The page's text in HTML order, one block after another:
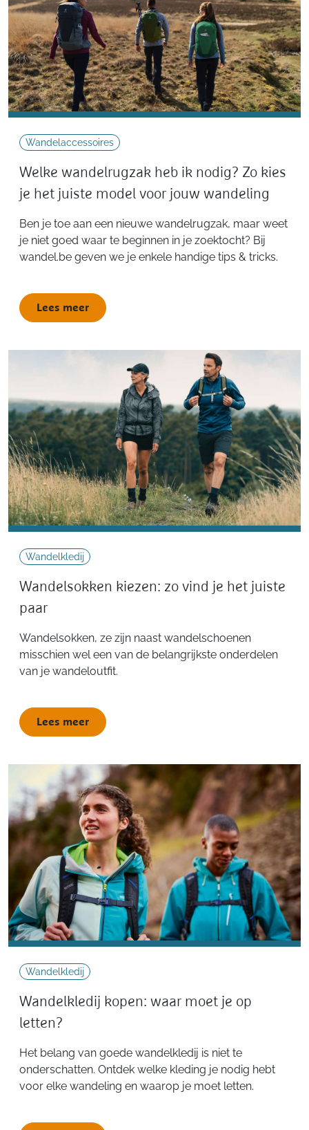
Wandelaccessoires
Welke wandelrugzak heb ik nodig? Zo kies
je het juiste model voor jouw wandeling
Ben je toe aan een nieuwe wandelrugzak, maar weet
je niet goed waar te beginnen in je zoektocht? Bij
wandel.be geven we je enkele handige tips & tricks.
Lees meer
Wandelkledij
Wandelsokken kiezen: zo vind je het juiste
paar
Wandelsokken, ze zijn naast wandelschoenen
misschien wel een van de belangrijkste onderdelen
van je wandeloutfit.
Lees meer
Wandelkledij
Wandelkledij kopen: waar moet je op
letten?
Het belang van goede wandelkledij is niet te
onderschatten. Ontdek welke kleding je nodig hebt
voor elke wandeling en waarop je moet letten.